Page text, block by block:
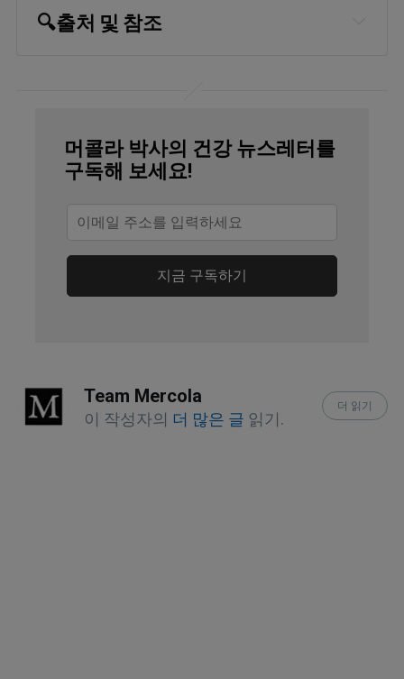
🔍출처 및 참조
Sleep Health October 2018; 4(5): 448-
Journal of the American Heart
Association 2018 Jun 9;7(12). pii:
Metabolism 2017; 21(5): 758-761,
Sleep Disturbances and Risk of
머콜라 박사의 건강 뉴스레터를
구독해 보세요!
지금 구독하기
Team Mercola
이 작성자의 더 많은 글 읽기.
더 읽기